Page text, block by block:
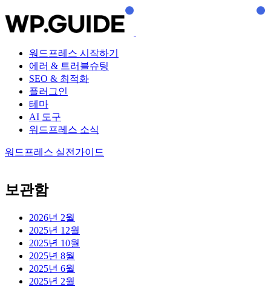
워드프레스 시작하기
에러 & 트러블슈팅
SEO & 최적화
플러그인
테마
AI 도구
워드프레스 소식
워드프레스 실전가이드
보관함
2026년 2월
2025년 12월
2025년 10월
2025년 8월
2025년 6월
2025년 2월